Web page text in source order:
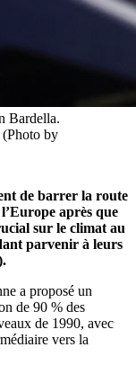
Bardella.
by
de barrer la route
après que
sur le climat au
parvenir à leurs
a proposé un
de 90 % des
de 1990, avec
vers la